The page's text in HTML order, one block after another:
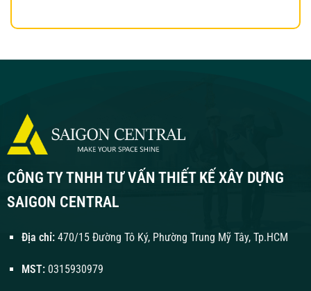
CÔNG TY TNHH TƯ VẤN THIẾT KẾ XÂY DỰNG
SAIGON CENTRAL
Địa chỉ:470/15 Đường Tô Ký, Phường Trung Mỹ Tây, Tp.HCM
MST: 0315930979